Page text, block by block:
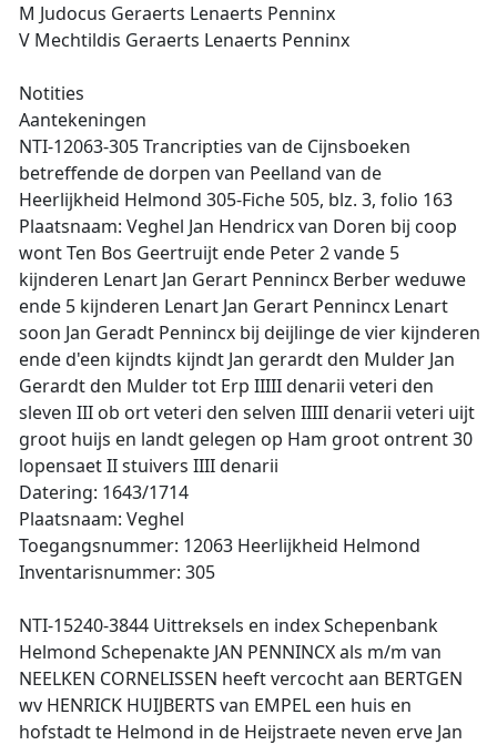
M Judocus Geraerts Lenaerts Penninx
V Mechtildis Geraerts Lenaerts Penninx
Notities
Aantekeningen
NTI-12063-305 Trancripties van de Cijnsboeken
betreffende de dorpen van Peelland van de
Heerlijkheid Helmond 305-Fiche 505, blz. 3, folio 163
Plaatsnaam: Veghel Jan Hendricx van Doren bij coop
wont Ten Bos Geertruijt ende Peter 2 vande 5
kijnderen Lenart Jan Gerart Pennincx Berber weduwe
ende 5 kijnderen Lenart Jan Gerart Pennincx Lenart
soon Jan Geradt Pennincx bij deijlinge de vier kijnderen
ende d'een kijndts kijndt Jan gerardt den Mulder Jan
Gerardt den Mulder tot Erp IIIII denarii veteri den
sleven III ob ort veteri den selven IIIII denarii veteri uijt
groot huijs en landt gelegen op Ham groot ontrent 30
lopensaet II stuivers IIII denarii
Datering: 1643/1714
Plaatsnaam: Veghel
Toegangsnummer: 12063 Heerlijkheid Helmond
Inventarisnummer: 305
NTI-15240-3844 Uittreksels en index Schepenbank
Helmond Schepenakte JAN PENNINCX als m/m van
NEELKEN CORNELISSEN heeft vercocht aan BERTGEN
wv HENRICK HUIJBERTS van EMPEL een huis en
hofstadt te Helmond in de Heijstraete neven erve Jan